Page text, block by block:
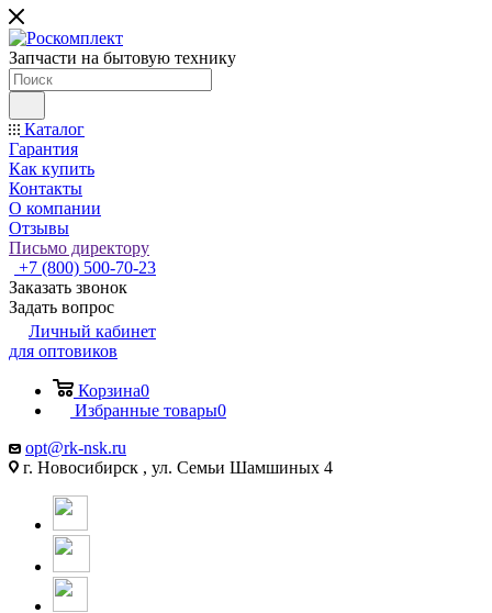
Запчасти на бытовую технику
Каталог
Гарантия
Как купить
Контакты
О компании
Отзывы
Письмо директору
+7 (800) 500-70-23
Заказать звонок
Задать вопрос
Личный кабинет
для оптовиков
Корзина0
Избранные товары0
opt@rk-nsk.ru
г. Новосибирск , ул. Семьи Шамшиных 4